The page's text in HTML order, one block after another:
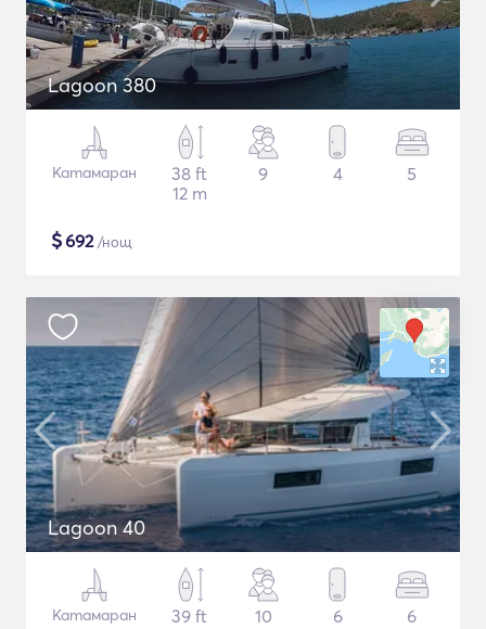
Lagoon 380
Катамаран
38 ft
12 m
9 4 5
$692/нощ
Lagoon 40
Катамаран
39 ft
10 6 6